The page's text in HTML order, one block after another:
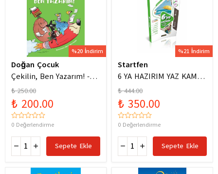
%20 İndirim
Doğan Çocuk
Çekilin, Ben Yazarım! -
Anıl Basılı
₺ 250.00
₺ 200.00
0 Değerlendirme
Sepete Ekle
%21 İndirim
Startfen
6 YA HAZIRIM YAZ KAMPI
FÖYLERİ
₺ 444.00
₺ 350.00
0 Değerlendirme
Sepete Ekle